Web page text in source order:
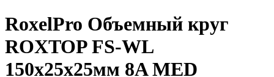
RoxelPro Объемный круг
ROXTOP FS-WL
150х25х25мм 8A MED